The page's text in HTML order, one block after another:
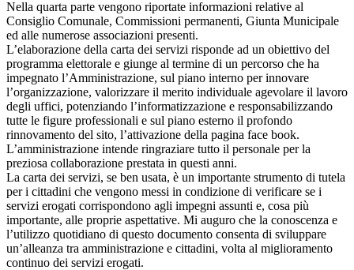
Nella quarta parte vengono riportate informazioni relative al
Consiglio Comunale, Commissioni permanenti, Giunta Municipale
ed alle numerose associazioni presenti.
L’elaborazione della carta dei servizi risponde ad un obiettivo del
programma elettorale e giunge al termine di un percorso che ha
impegnato l’Amministrazione, sul piano interno per innovare
l’organizzazione, valorizzare il merito individuale agevolare il lavoro
degli uffici, potenziando l’informatizzazione e responsabilizzando
tutte le figure professionali e sul piano esterno il profondo
rinnovamento del sito, l’attivazione della pagina face book.
L’amministrazione intende ringraziare tutto il personale per la
preziosa collaborazione prestata in questi anni.
La carta dei servizi, se ben usata, è un importante strumento di tutela
per i cittadini che vengono messi in condizione di verificare se i
servizi erogati corrispondono agli impegni assunti e, cosa più
importante, alle proprie aspettative. Mi auguro che la conoscenza e
l’utilizzo quotidiano di questo documento consenta di sviluppare
un’alleanza tra amministrazione e cittadini, volta al miglioramento
continuo dei servizi erogati.